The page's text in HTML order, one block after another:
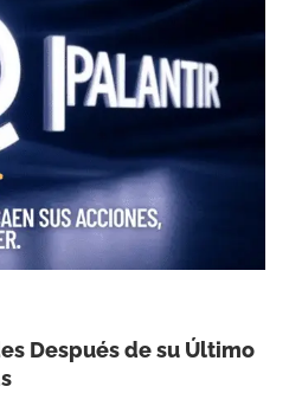
Después de su Último